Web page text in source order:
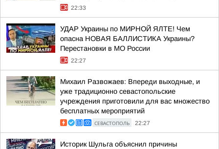
22:33
УДАР Украины по МИРНОЙ ЯЛТЕ! Чем
опасна НОВАЯ БАЛЛИСТИКА Украины?
Перестановки в МО России
22:27
Михаил Развожаев: Впереди выходные, и
уже традиционно севастопольские
учреждения приготовили для вас множество
бесплатных мероприятий
СЕВАСТОПОЛЬ 22:27
Историк Шульга объяснил причины